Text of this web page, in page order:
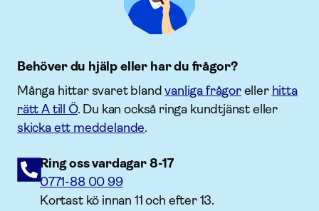
Behöver du hjälp eller har du frågor?
Många hittar svaret blandvanliga frågoreller hitta
rätt A till Ö. Du kan också ringa kundtjänst eller
skicka ett meddelande.
Ring oss vardagar 8-17
0771-88 00 99
Kortast kö innan 11 och efter 13.